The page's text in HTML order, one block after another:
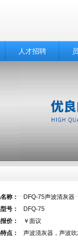
人才招聘
称：
DFQ-75声波清灰器
号：
DFQ-75
价：
￥面议
点：
声波清灰器，声波